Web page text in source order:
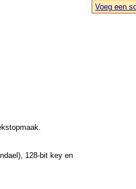
128-bit key en
Voeg een